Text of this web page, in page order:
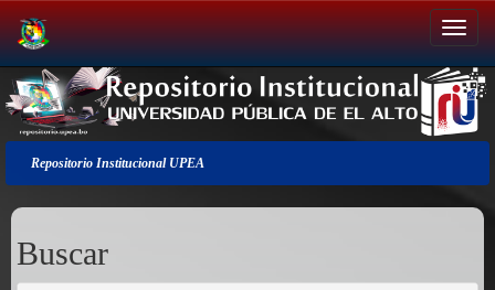
Salir
de
la
navegación
Repositorio Institucional UPEA
Buscar